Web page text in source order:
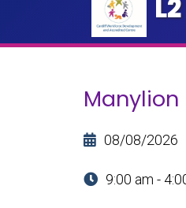
Manylion
08/08/2026
9:00 am -